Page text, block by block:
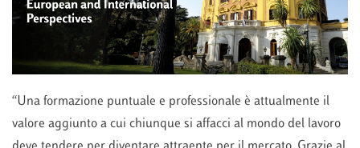
“Una formazione puntuale e professionale è attualmente il
valore aggiunto a cui chiunque si affacci al mondo del lavoro